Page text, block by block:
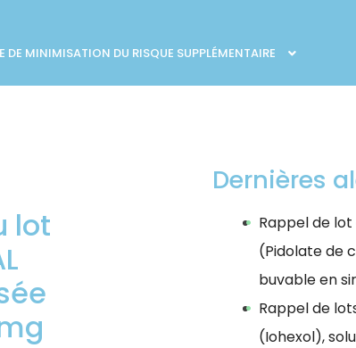
DE MINIMISATION DU RISQUE SUPPLÉMENTAIRE
lot
Dernières
Rappel de
(Pidolate de
buvable en
Rappel de
(Iohexol),